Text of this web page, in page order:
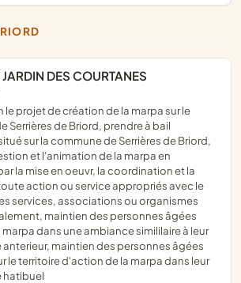
JARDIN DES COURTANES
Serrières de Briord, prendre à bail
sur la commune de Serrières de Briord,
et l'animation de la marpa en
la mise en oeuvr, la coordination et la
action ou service appropriés avec le
services, associations ou organismes
maintien des personnes âgées
marpa dans une ambiance simililaire à leur
anterieur, maintien des personnes âgées
le territoire d'action de la marpa dans leur
hatibuel